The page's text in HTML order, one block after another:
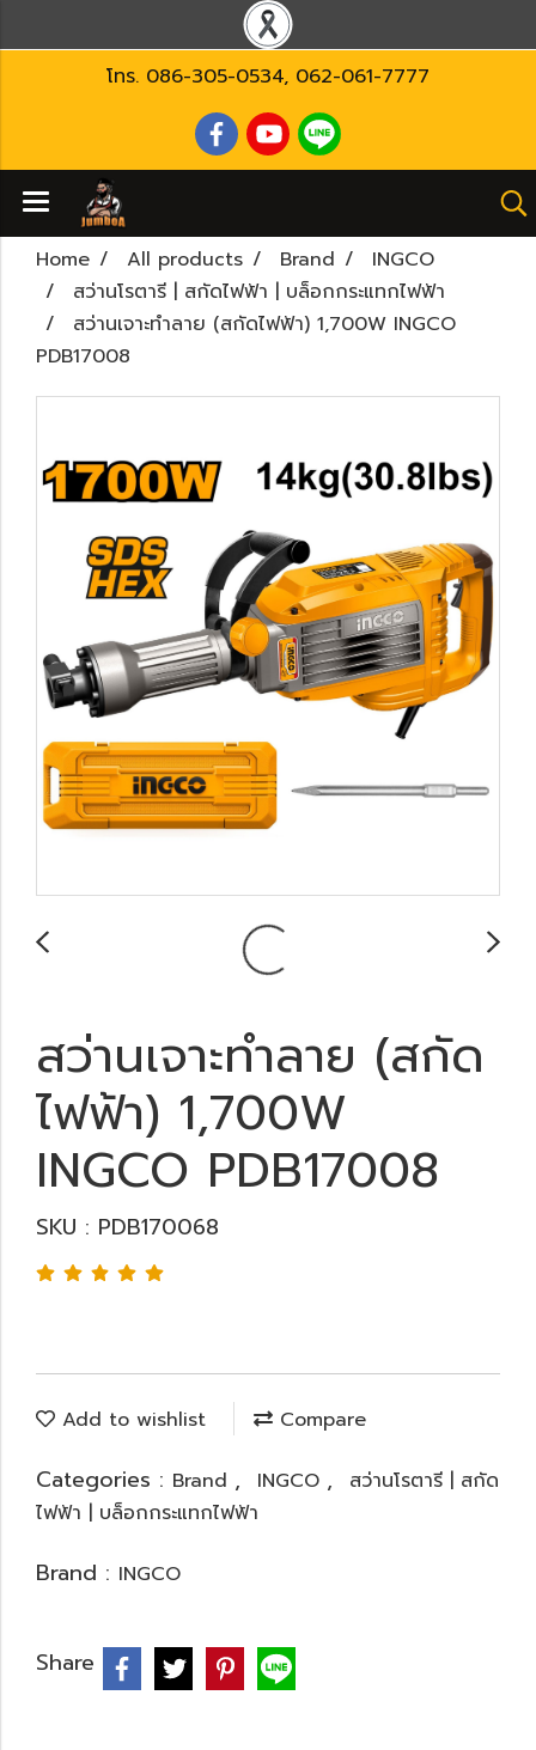
โทร. 086-305-0534, 062-061-7777
Home All products Brand
INGCO
สว่านโรตารี | สกัดไฟฟ้า | บล็อกกระแทกไฟฟ้า
สว่านเจาะทำลาย (สกัดไฟฟ้า) 1,700W INGCO
PDB17008
สว่านเจาะทำลาย (สกัด
ไฟฟ้า) 1,700W
INGCO PDB17008
SKU : PDB170068
Add to wishlist Compare
Categories : Brand , INGCO ,
สว่านโรตารี | สกัด
ไฟฟ้า | บล็อกกระแทกไฟฟ้า
Brand : INGCO
Share